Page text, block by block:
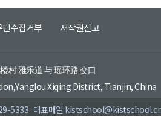
단수집거부 저작권신고
村 雅乐道 与 瑶环路 交口
Xiqing District, Tianjin, China
5333 대표메일